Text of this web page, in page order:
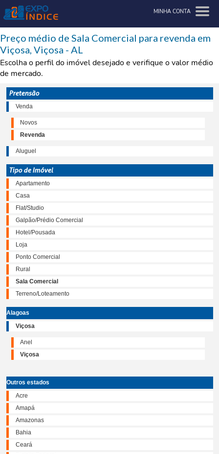
MINHA CONTA
Preço médio de Sala Comercial para revenda em
Viçosa, Viçosa - AL
Escolha o perfil do imóvel desejado e verifique o valor médio
de mercado.
Pretensão
Venda
Novos
Revenda
Aluguel
Tipo de Imóvel
Apartamento
Casa
Flat/Studio
Galpão/Prédio Comercial
Hotel/Pousada
Loja
Ponto Comercial
Rural
Sala Comercial
Terreno/Loteamento
Alagoas
Viçosa
Anel
Viçosa
Outros estados
Acre
Amapá
Amazonas
Bahia
Ceará